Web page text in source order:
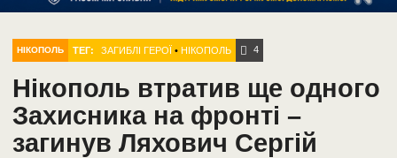
НІКОПОЛЬ ТЕГ: ЗАГИБЛІ ГЕРОЇ •НІКОПОЛЬ 4
Нікополь втратив ще одного
Захисника на фронті –
загинув Ляхович Сергій